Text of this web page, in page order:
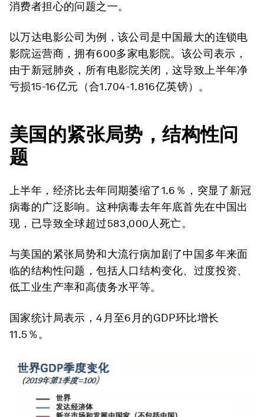
消费者担心的问题之一。
以万达电影公司为例，该公司是中国最大的连锁电
影院运营商，拥有600多家电影院。该公司表示，
由于新冠肺炎，所有电影院关闭，这导致上半年净
亏损15-16亿元（合1.704-1.816亿英镑）。
美国的紧张局势，结构性问
题
上半年，经济比去年同期萎缩了1.6％，突显了新冠
病毒的广泛影响。这种病毒去年年底首先在中国出
现，已导致全球超过583,000人死亡。
与美国的紧张局势和大流行病加剧了中国多年来面
临的结构性问题，包括人口结构变化、过度投资、
低工业生产率和高债务水平等。
国家统计局表示，4月至6月的GDP环比增长
11.5％。